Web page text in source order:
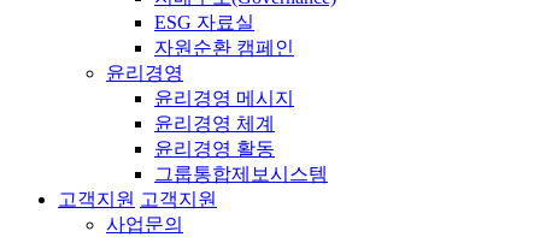
ESG 자료실
자원순환 캠페인
윤리경영
윤리경영 메시지
윤리경영 체계
윤리경영 활동
그룹통합제보시스템
고객지원 고객지원
사업문의